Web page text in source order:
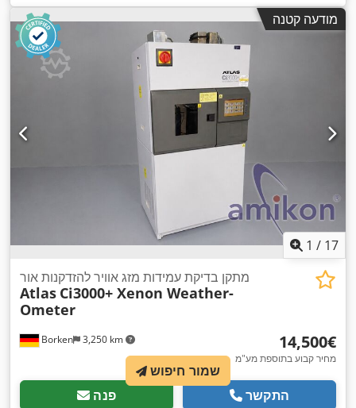
מודעה קטנה
1 / 17
Borken 3,250 km
מתקן בדיקת עמידות מזג אוויר להזדקנות אור
Atlas Ci3000+ Xenon Weather-
Ometer
‏14,500 ‏€
מחיר קבוע בתוספת מע"מ
פנה התקשר
שמור חיפוש